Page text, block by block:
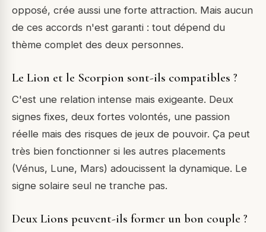
opposé, crée aussi une forte attraction. Mais aucun
de ces accords n'est garanti : tout dépend du
thème complet des deux personnes.
Le Lion et le Scorpion sont-ils compatibles ?
C'est une relation intense mais exigeante. Deux
signes fixes, deux fortes volontés, une passion
réelle mais des risques de jeux de pouvoir. Ça peut
très bien fonctionner si les autres placements
(Vénus, Lune, Mars) adoucissent la dynamique. Le
signe solaire seul ne tranche pas.
Deux Lions peuvent-ils former un bon couple ?